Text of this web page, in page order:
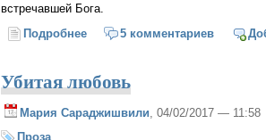
встречавшей Бога.
Подробнеео Следы5 комментариев
Убитая любовь
Мария Сараджишвили, 04/02/2017 — 11:58
Проза